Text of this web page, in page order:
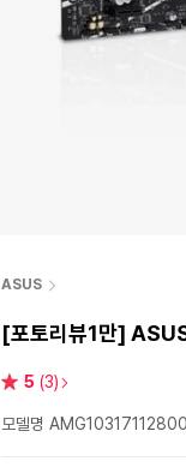
ASUS
[포토리뷰1만]
별 5 (3)
모델명